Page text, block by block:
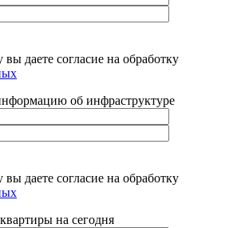
даете согласие на обработку
об инфраструктуре
даете согласие на обработку
на сегодня